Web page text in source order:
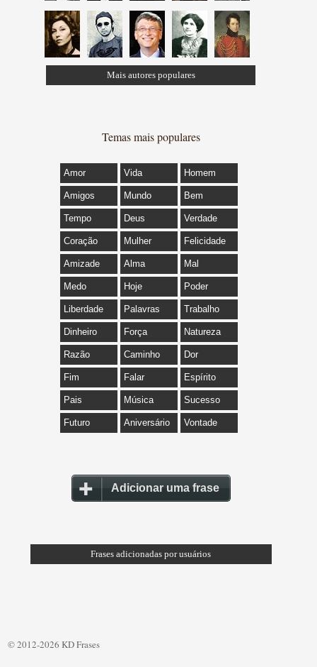
Mais autores populares
Temas mais populares
Amor Vida Homem
Amigos Mundo Bem
Tempo Deus Verdade
Coração Mulher Felicidade
Amizade Alma Mal
Medo Hoje Poder
Liberdade Palavras Trabalho
Dinheiro Força Natureza
Razão Caminho Dor
Fim Falar Espírito
Pais Música Sucesso
Futuro Aniversário Vontade
Adicionar uma frase
Frases adicionadas por usuários
© 2012-2026 KD Frases